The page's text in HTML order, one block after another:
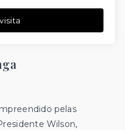
pelas
Wilson,